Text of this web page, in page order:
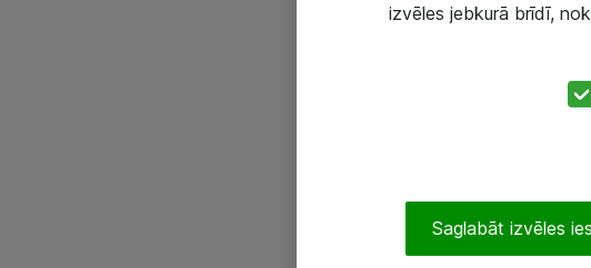
izvēles jebkurā brīdī,
Saglabāt izvēles